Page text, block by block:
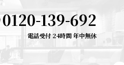
0120-139-692
電話受付 24時間 年中無休